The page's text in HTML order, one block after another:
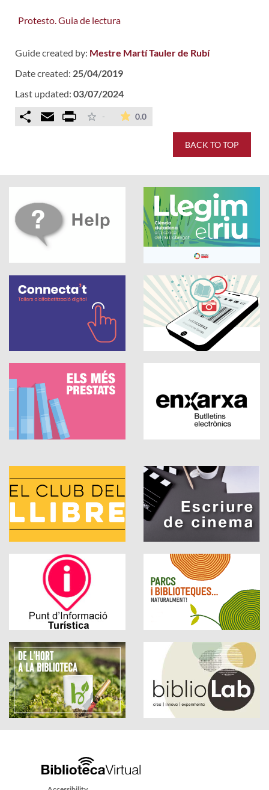
Protesto. Guia de lectura
Guide created by: Mestre Martí Tauler de Rubí
Date created: 25/04/2019
Last updated: 03/07/2024
Comparteix
Email Print - 0.0The average rating is 0 stars
BACK TO TOP